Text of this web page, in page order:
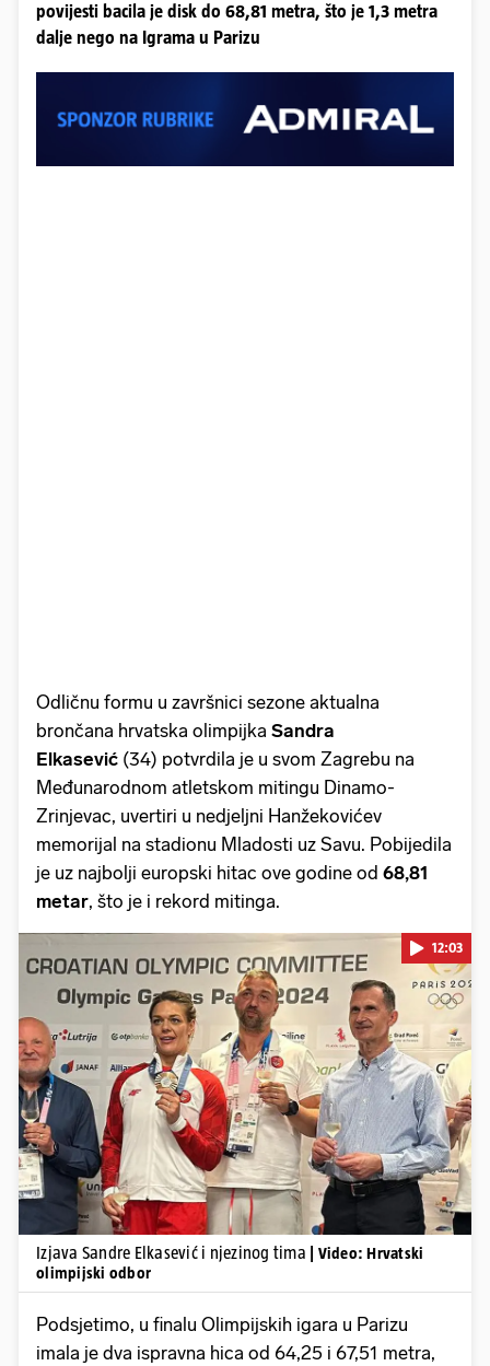
povijesti bacila je disk do 68,81 metra, što je 1,3 metra
dalje nego na Igrama u Parizu
Odličnu formu u završnici sezone aktualna
brončana hrvatska olimpijka Sandra
Elkasević (34) potvrdila je u svom Zagrebu na
Međunarodnom atletskom mitingu Dinamo-
Zrinjevac, uvertiri u nedjeljni Hanžekovićev
memorijal na stadionu Mladosti uz Savu. Pobijedila
je uz najbolji europski hitac ove godine od 68,81
metar, što je i rekord mitinga.
Pokretanje videa...
12:03
Izjava Sandre Elkasević i njezinog tima
| Video: Hrvatski
olimpijski odbor
Podsjetimo, u finalu Olimpijskih igara u Parizu
imala je dva ispravna hica od 64,25 i 67,51 metra,